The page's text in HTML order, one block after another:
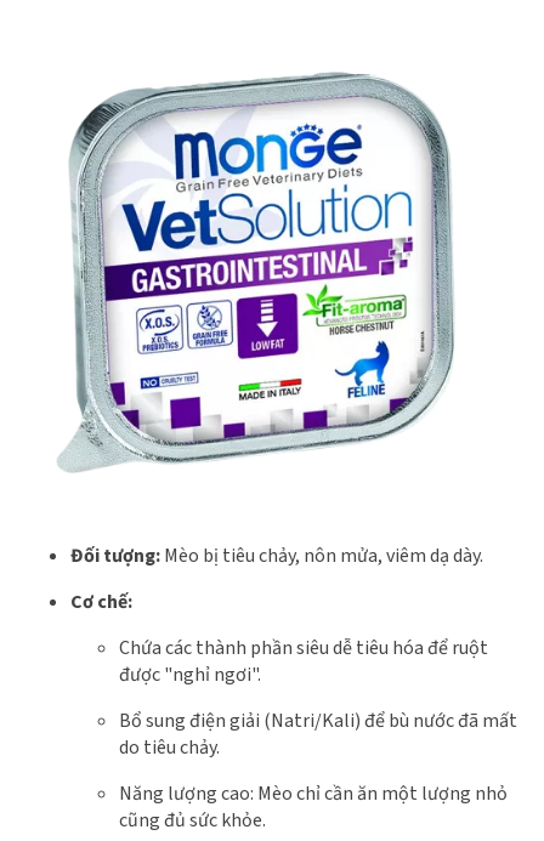
Đối tượng:Mèo bị tiêu chảy, nôn mửa, viêm dạ dày.
Cơ chế:
Chứa các thành phần siêu dễ tiêu hóa để ruột
được "nghỉ ngơi".
Bổ sung điện giải (Natri/Kali) để bù nước đã mất
do tiêu chảy.
Năng lượng cao: Mèo chỉ cần ăn một lượng nhỏ
cũng đủ sức khỏe.